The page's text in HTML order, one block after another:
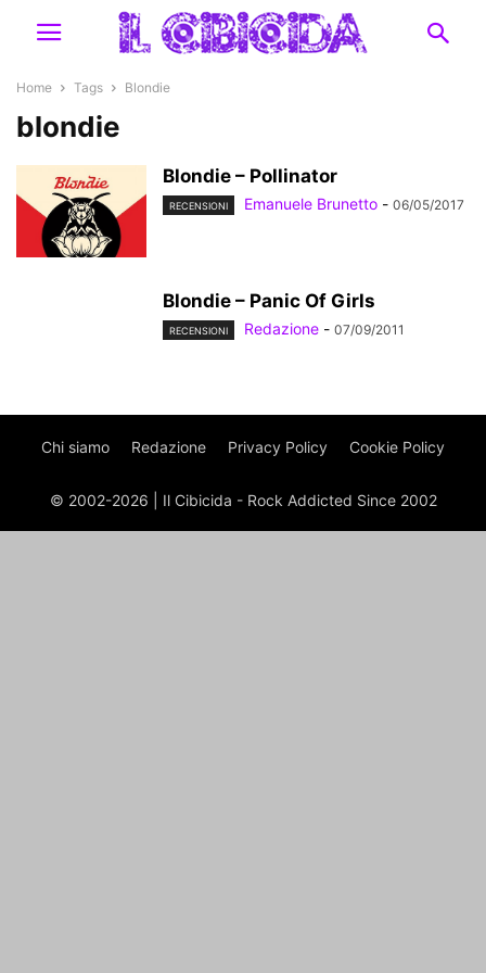
Home Tags Blondie
blondie
Blondie – Pollinator
RECENSIONI Emanuele Brunetto - 06/05/2017
Blondie – Panic Of Girls
RECENSIONI Redazione - 07/09/2011
Chi siamo Redazione Privacy Policy Cookie Policy
© 2002-2026 | Il Cibicida - Rock Addicted Since 2002